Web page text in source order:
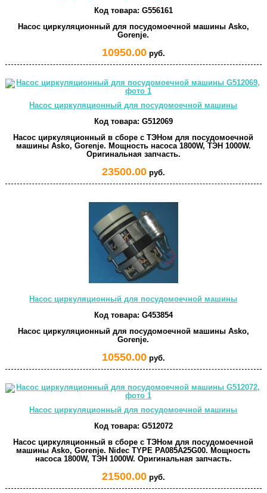
Код товара: G556161
Насос циркуляционный для посудомоечной машины Asko,
Gorenje.
10950.00руб.
Насос циркуляционный для посудомоечной машины
Код товара: G512069
Насос циркуляционный в сборе с ТЭНом для посудомоечной
машины Asko, Gorenje. Мощность насоса 1800W, ТЭН 1000W.
Оригинальная запчасть.
23500.00руб.
Насос циркуляционный для посудомоечной машины
Код товара: G453854
Насос циркуляционный для посудомоечной машины Asko,
Gorenje.
10550.00руб.
Насос циркуляционный для посудомоечной машины
Код товара: G512072
Насос циркуляционный в сборе с ТЭНом для посудомоечной
машины Asko, Gorenje. Nidec TYPE PA085A25G00. Мощность
насоса 1800W, ТЭН 1000W. Оригинальная запчасть.
21500.00руб.